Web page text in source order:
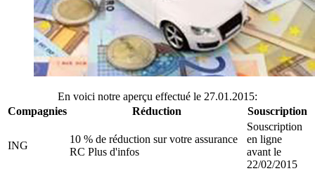
En voici notre aperçu effectué le 27.01.2015:
Compagnies
Réduction Souscription
ING
10 % de réduction sur votre assurance
RC Plus d'infos
Souscription
en ligne
avant le
22/02/2015